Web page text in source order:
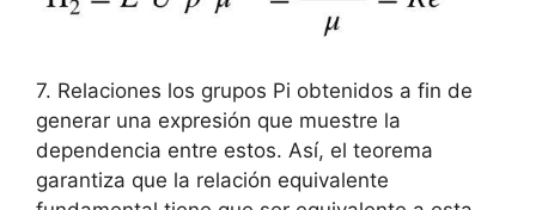
7. Relaciones los grupos Pi obtenidos a fin de
generar una expresión que muestre la
dependencia entre estos. Así, el teorema
garantiza que la relación equivalente